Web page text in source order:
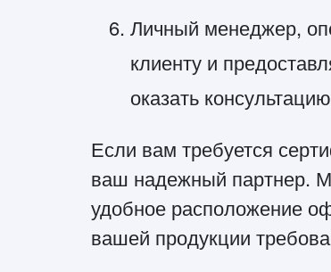
Личный менеджер,
клиенту и
оказать
Если вам требуется
ваш надежный партнер.
удобное расположение
вашей продукции